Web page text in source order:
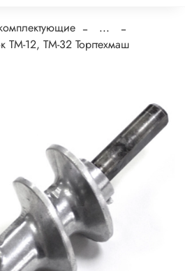
...
ТМ-12, ТМ-32 Торгтехмаш